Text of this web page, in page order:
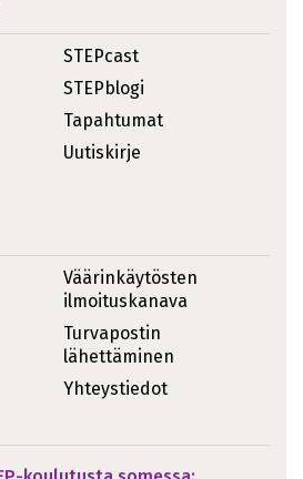
STEPcast
STEPblogi
Tapahtumat
Uutiskirje
Väärinkäytösten
ilmoituskanava
Turvapostin
lähettäminen
Yhteystiedot